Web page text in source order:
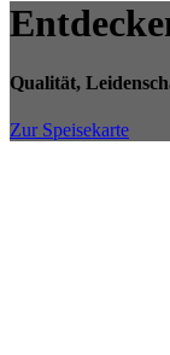
Qualität,
Zur Speisekarte